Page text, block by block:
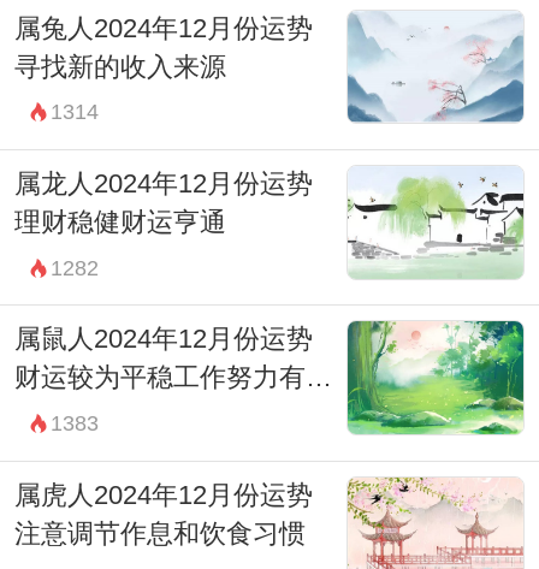
属兔人2024年12月份运势
寻找新的收入来源
1314
属龙人2024年12月份运势
理财稳健财运亨通
1282
属鼠人2024年12月份运势
财运较为平稳工作努力有回
报 1383
属虎人2024年12月份运势
注意调节作息和饮食习惯